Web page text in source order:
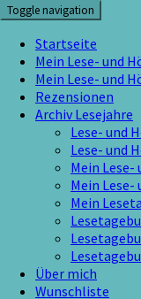
Skip
to
content
Toggle navigation
Startseite
Mein Lese- und
Mein Lese- und
Rezensionen
Archiv Lesejahre
Lese- und
Lese- und
Mein Lese-
Mein Lese-
Mein
Über mich
Wunschliste